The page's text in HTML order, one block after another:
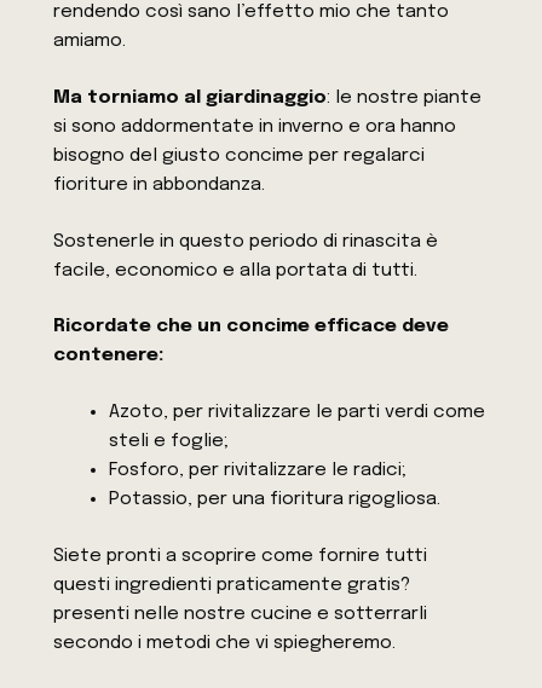
rendendo così sano l’effetto mio che tanto
amiamo.
Ma torniamo al giardinaggio: le nostre piante
si sono addormentate in inverno e ora hanno
bisogno del giusto concime per regalarci
fioriture in abbondanza.
Sostenerle in questo periodo di rinascita è
facile, economico e alla portata di tutti.
Ricordate che un concime efficace deve
contenere:
Azoto, per rivitalizzare le parti verdi come
steli e foglie;
Fosforo, per rivitalizzare le radici;
Potassio, per una fioritura rigogliosa.
Siete pronti a scoprire come fornire tutti
questi ingredienti praticamente gratis?
presenti nelle nostre cucine e sotterrarli
secondo i metodi che vi spiegheremo.